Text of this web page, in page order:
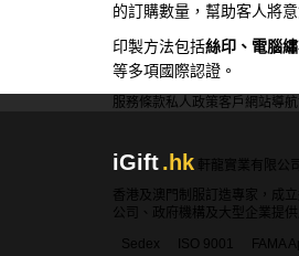
的訂購數量，幫助客人將
印製方法包括絲印、電腦
等多項國際認證。
服務條款私人政策客戶 網站導航
iGift.hk
軒龍實業有限公司
香港及澳門制服訂造專家，成
公司、政府機構及大型企業提
Sedex
ISO 9001 FAMA